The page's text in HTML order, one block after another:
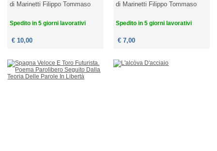
Altri Manifesti Futuristi
di Marinetti Filippo Tommaso
Spedito in 5 giorni lavorativi
€ 10,00
di Marinetti Filippo Tommaso
Spedito in 5 giorni lavorativi
€ 7,00